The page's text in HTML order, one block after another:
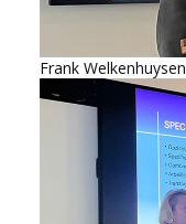
Frank Welkenhuysen